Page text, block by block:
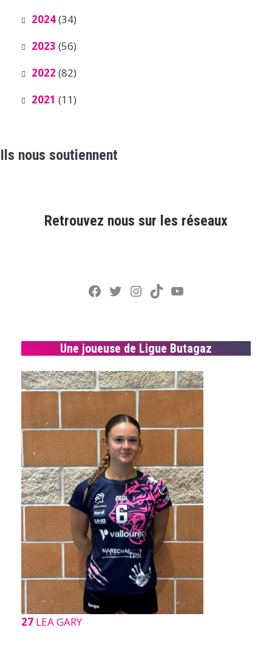
2024(34)
2023 (56)
2022 (82)
2021 (11)
Ils nous soutiennent
Retrouvez nous sur les réseaux
Facebook
Twitter
Instagram
TikTokYouTube
Une joueuse de Ligue Butagaz
27 LEA GARY